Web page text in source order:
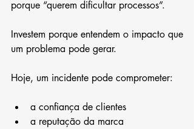
porque “querem dificultar processos”.
Investem porque entendem o impacto que
um problema pode gerar.
Hoje, um incidente pode comprometer:
a confiança de clientes
a reputação da marca